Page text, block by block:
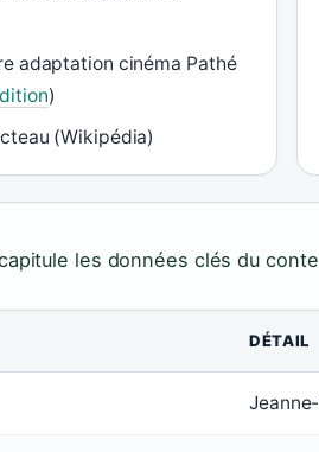
adaptation cinéma Pathé
)
(Wikipédia)
les données clés du
DÉTAIL